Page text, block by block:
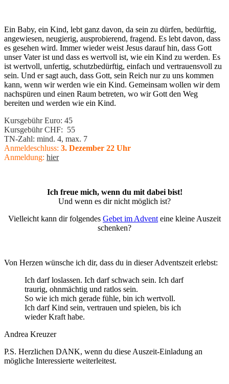
Ein Baby, ein Kind, lebt ganz davon, da sein zu dürfen, bedürftig,
angewiesen, neugierig, ausprobierend, fragend. Es lebt davon, dass
es gesehen wird. Immer wieder weist Jesus darauf hin, dass Gott
unser Vater ist und dass es wertvoll ist, wie ein Kind zu werden. Es
ist wertvoll, unfertig, schutzbedürftig, einfach und vertrauensvoll zu
sein. Und er sagt auch, dass Gott, sein Reich nur zu uns kommen
kann, wenn wir werden wie ein Kind. Gemeinsam wollen wir dem
nachspüren und einen Raum betreten, wo wir Gott den Weg
bereiten und werden wie ein Kind.
Kursgebühr Euro: 45
Kursgebühr CHF: 55
TN-Zahl: mind. 4, max. 7
Anmeldeschluss: 3. Dezember 22 Uhr
Anmeldung: hier
Ich freue mich, wenn du mit dabei bist!
Und wenn es dir nicht möglich ist?
Vielleicht kann dir folgendes Gebet im Advent eine kleine Auszeit
schenken?
Von Herzen wünsche ich dir, dass du in dieser Adventszeit erlebst:
Ich darf loslassen. Ich darf schwach sein. Ich darf
traurig, ohnmächtig und ratlos sein.
So wie ich mich gerade fühle, bin ich wertvoll.
Ich darf Kind sein, vertrauen und spielen, bis ich
wieder Kraft habe.
Andrea Kreuzer
P.S. Herzlichen DANK, wenn du diese Auszeit-Einladung an
mögliche Interessierte weiterleitest.